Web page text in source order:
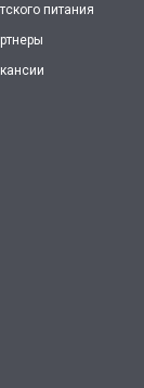
питания